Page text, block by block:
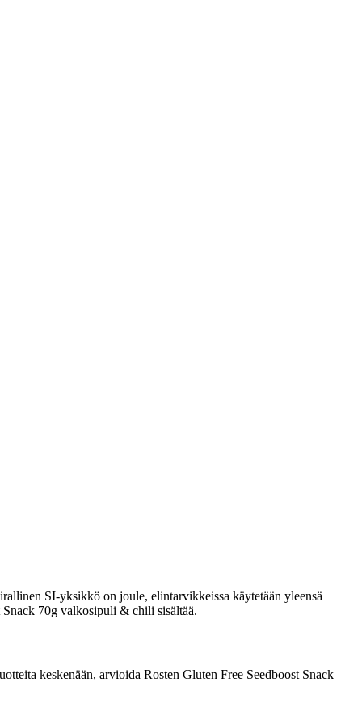
SI-yksikkö on joule, elintarvikkeissa käytetään yleensä
70g valkosipuli & chili sisältää.
keskenään, arvioida Rosten Gluten Free Seedboost Snack